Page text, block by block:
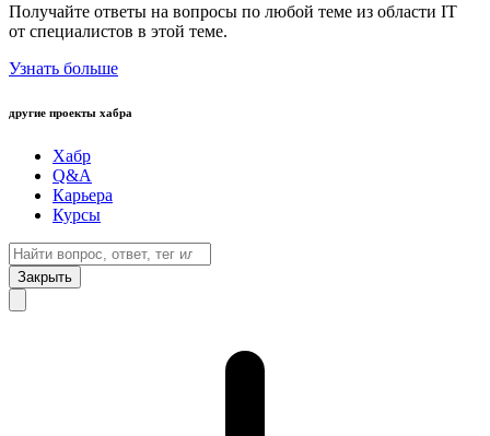
Получайте ответы на вопросы по любой теме из области IT
от специалистов в этой теме.
Узнать больше
другие проекты хабра
Хабр
Q&A
Карьера
Курсы
Закрыть